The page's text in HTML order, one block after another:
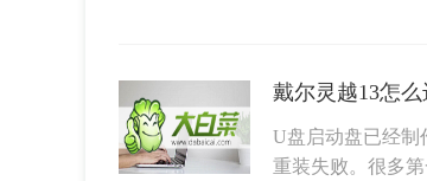
U盘启动盘已经制
重装失败。很多